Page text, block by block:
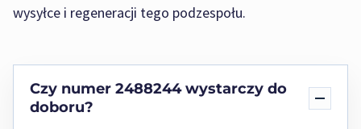
wysyłce i regeneracji tego podzespołu.
Czy numer 2488244 wystarczy do
doboru?